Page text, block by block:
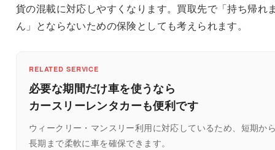
貨の混載に対応しやすくなります。買取先で「持ち帰れ
ん」とならないための保険としても考えられます。
RELATED SERVICE
必要な期間だけ車を使うなら
カースリーレンタカーも便利です
ウィークリー・マンスリー利用に対応しているため、短期か
長期まで柔軟に車を確保できます。